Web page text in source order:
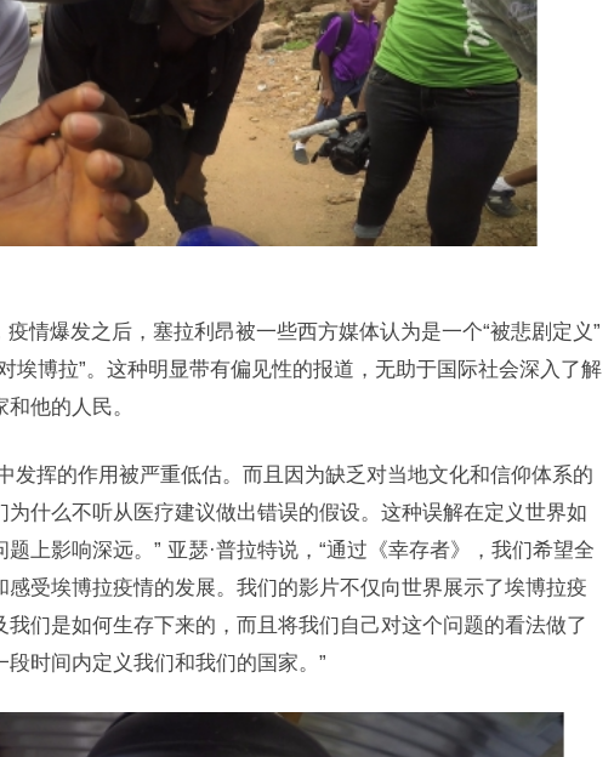
爆发之后，塞拉利昂被一些西方媒体认为是一个“被悲剧定义”
埃博拉”。这种明显带有偏见性的报道，无助于国际社会深入了解
他的人民。
挥的作用被严重低估。而且因为缺乏对当地文化和信仰体系的
什么不听从医疗建议做出错误的假设。这种误解在定义世界如
上影响深远。” 亚瑟·普拉特说，“通过《幸存者》，我们希望全
受埃博拉疫情的发展。我们的影片不仅向世界展示了埃博拉疫
们是如何生存下来的，而且将我们自己对这个问题的看法做了
时间内定义我们和我们的国家。”